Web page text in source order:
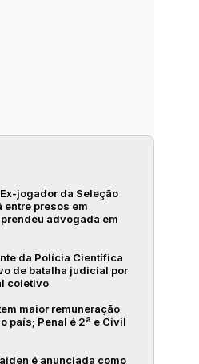
jogador da Seleção
entre presos em
advogada em
da Polícia Científica
de batalha judicial por
coletivo
maior remuneração
país; Penal é 2ª e Civil
é anunciada como